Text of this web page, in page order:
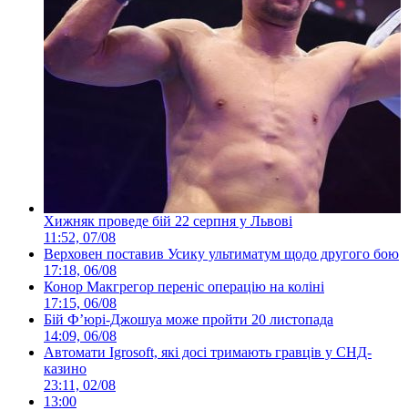
Хижняк проведе бій 22 серпня у Львові
11:52, 07/08
Верховен поставив Усику ультиматум щодо другого бою
17:18, 06/08
Конор Макгрегор переніс операцію на коліні
17:15, 06/08
Бій Ф’юрі-Джошуа може пройти 20 листопада
14:09, 06/08
Автомати Igrosoft, які досі тримають гравців у СНД-
казино
23:11, 02/08
13:00